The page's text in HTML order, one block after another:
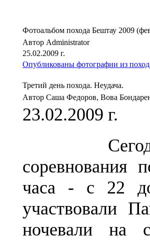
Фотоальбом похода Бештау 2009
Автор Administrator
25.02.2009 г.
Опубликованы фотографии из
Третий день похода. Неудача.
Автор Саша Федоров, Вова
23.02.2009 г.
Сегодня
соревнования
часа - с 22
ночевали на